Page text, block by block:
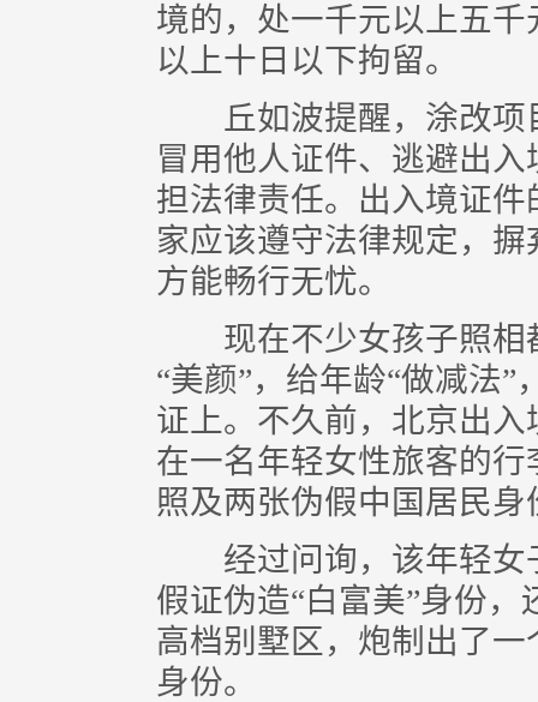
境的，处一千元以上五
以上十日以下拘留。
丘如波提醒，涂改项
冒用他人证件、逃避出
担法律责任。出入境证
家应该遵守法律规定，
方能畅行无忧。
现在不少女孩子照相
“美颜”，给年龄“做减法
证上。不久前，北京出
在一名年轻女性旅客的
照及两张伪假中国居民身
经过问询，该年轻女
假证伪造“白富美”身份
高档别墅区，炮制出了
身份。